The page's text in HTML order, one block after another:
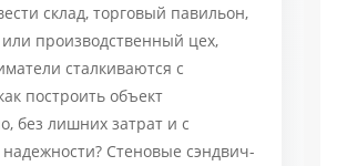
склад, торговый павильон,
производственный цех,
сталкиваются с
построить объект
без лишних затрат и с
Стеновые сэндвич-